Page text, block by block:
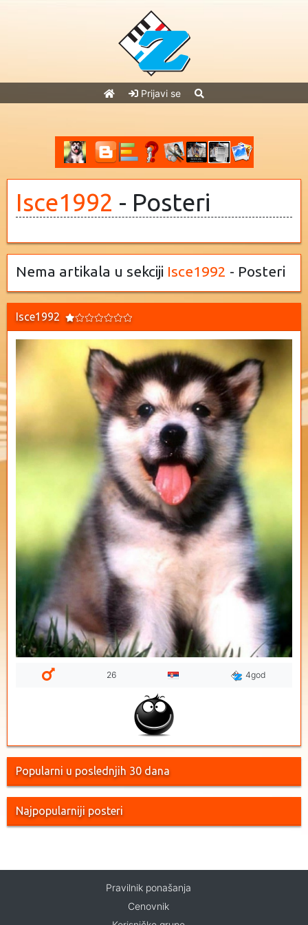
Prijavi se
Isce1992 - Posteri
Nema artikala u sekciji Isce1992 - Posteri
Isce1992
26 4god
Popularni u poslednjih 30 dana
Najpopularniji posteri
Pravilnik ponašanja
Cenovnik